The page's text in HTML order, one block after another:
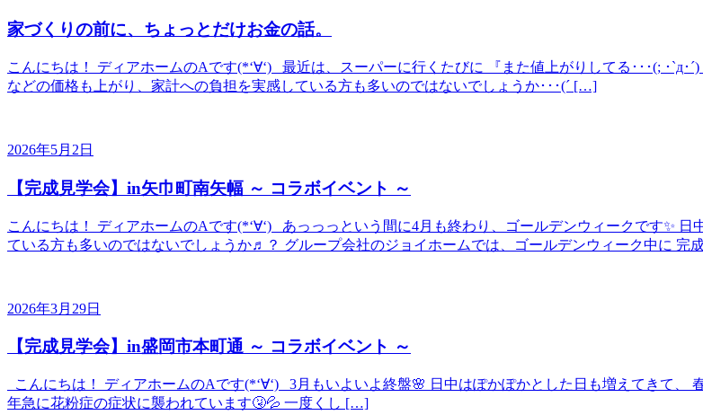
家づくりの前に、ちょっとだけお金の話。
こんにちは！ ディアホームのAです(*‘∀‘) 最近は、スーパーに行くたびに 『また値上がりしてる･･･(; ･`д
などの価格も上がり、家計への負担を実感している方も多いのではないでしょうか･･･(´ […]
2026年5月2日
【完成見学会】in矢巾町南矢幅 ～ コラボイベント ～
こんにちは！ ディアホームのAです(*‘∀‘) あっっっという間に4月も終わり、ゴールデンウィークです✨
ている方も多いのではないでしょうか♬？ グループ会社のジョイホームでは、ゴールデンウィーク中に 完
2026年3月29日
【完成見学会】in盛岡市本町通 ～ コラボイベント ～
こんにちは！ ディアホームのAです(*‘∀‘) 3月もいよいよ終盤🌸 日中はぽかぽかとした日も増えてきて
年急に花粉症の症状に襲われています🤧💦 一度くし […]